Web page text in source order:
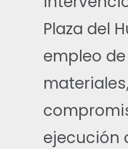
Plaza del
empleo
ejecución